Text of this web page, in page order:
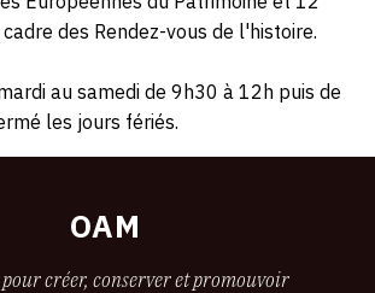
des Rendez-vous de l'histoire.
au samedi de 9h30 à 12h puis de
les jours fériés.
OAM
créer, conserver et promouvoir